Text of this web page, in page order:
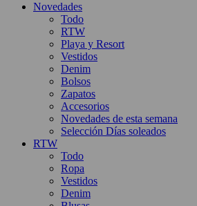
Novedades
Todo
RTW
Playa y Resort
Vestidos
Denim
Bolsos
Zapatos
Accesorios
Novedades de esta semana
Selección Días soleados
RTW
Todo
Ropa
Vestidos
Denim